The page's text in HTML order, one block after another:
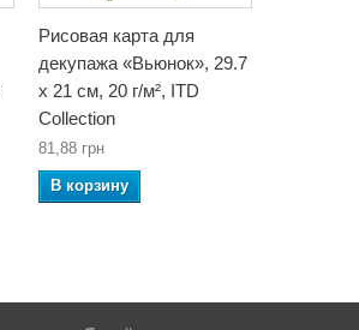
Рисовая карта для
декупажа «Вьюнок», 29.7
x 21 см, 20 г/м², ITD
Collection
81,88 грн
В корзину